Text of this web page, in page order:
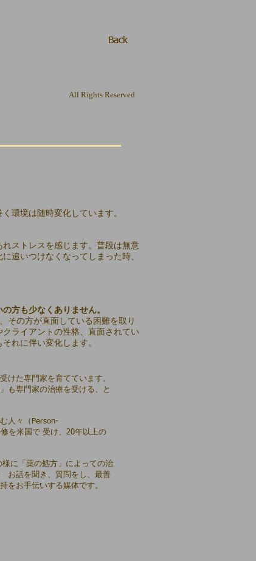
Back
All Rights Reserved
環境は随時変化しています。
ストレスを感じます。普段は無意
追いつけなくなってしまった時、
方も少なくありません。
その方が直面している困難を取り
ライアントの性格、直面されてい
れに伴い変化します。
けた専門家を育てています。
も専門家の治療を受ける、と
人々（Person-
を米国で 受け、20年以上の
に「薬の処方」によっての治
お話を聞き、質問をし、最善
をお手伝いする媒体です。